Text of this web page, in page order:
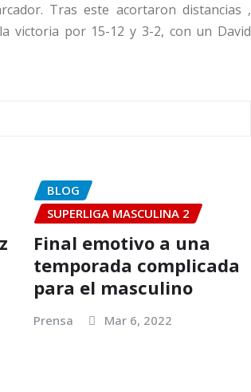
Tras este acortaron distancias ,
victoria por 15-12 y 3-2, con un David
BLOG
SUPERLIGA MASCULINA 2
Final emotivo a una
temporada complicada
para el masculino
Prensa Mar 6, 2022